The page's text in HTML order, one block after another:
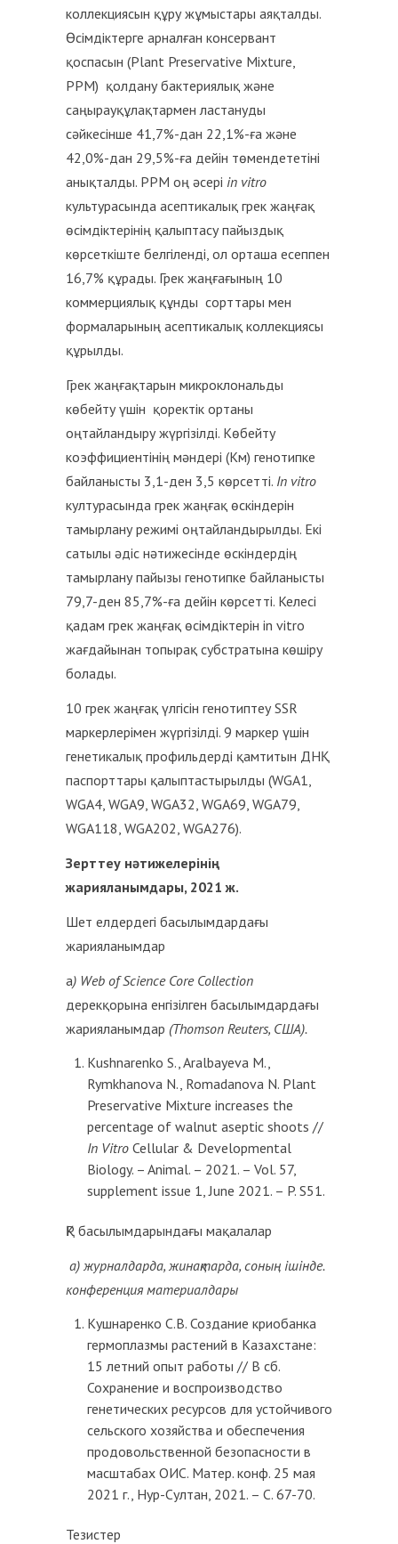
коллекциясын құру жұмыстары аяқталды.
Өсімдіктерге арналған консервант
қоспасын (Plant Preservative Mixture,
PPM) қолдану бактериялық және
саңырауқұлақтармен ластануды
сәйкесінше 41,7%-дан 22,1%-ға және
42,0%-дан 29,5%-ға дейін төмендететіні
анықталды. PPM оң әсері in vitro
культурасында асептикалық грек жаңғақ
өсімдіктерінің қалыптасу пайыздық
көрсеткіште белгіленді, ол орташа есеппен
16,7% құрады. Грек жаңғағының 10
коммерциялық құнды сорттары мен
формаларының асептикалық коллекциясы
құрылды.
Грек жаңғақтарын микроклональды
көбейту үшін қоректік ортаны
оңтайландыру жүргізілді. Көбейту
коэффициентінің мәндері (Kм) генотипке
байланысты 3,1-ден 3,5 көрсетті. In vitro
културасында грек жаңғақ өскіндерін
тамырлану режимі оңтайландырылды. Екі
сатылы әдіс нәтижесінде өскіндердің
тамырлану пайызы генотипке байланысты
79,7-ден 85,7%-ға дейін көрсетті. Келесі
қадам грек жаңғақ өсімдіктерін in vitro
жағдайынан топырақ субстратына көшіру
болады.
10 грек жаңғақ үлгісін генотиптеу SSR
маркерлерімен жүргізілді. 9 маркер үшін
генетикалық профильдерді қамтитын ДНҚ
паспорттары қалыптастырылды (WGA1,
WGA4, WGA9, WGA32, WGA69, WGA79,
WGA118, WGA202, WGA276).
Зерттеу нәтижелерінің
жарияланымдары, 2021 ж.
Шет елдердегі басылымдардағы
жарияланымдар
а) Web of Science Core Collection
дерекқорына енгізілген басылымдардағы
жарияланымдар (Thomson Reuters, США).
Kushnarenko S., Aralbayeva M.,
Rymkhanova N., Romadanova N. Plant
Preservative Mixture increases the
percentage of walnut aseptic shoots //
In Vitro Cellular & Developmental
Biology. – Animal. – 2021. – Vol. 57,
supplement issue 1, June 2021. – P. S51.
ҚР басылымдарындағы мақалалар
а) журналдарда, жинақтарда, соның ішінде.
конференция материалдары
Кушнаренко С.В. Создание криобанка
гермоплазмы растений в Казахстане:
15 летний опыт работы // В сб.
Сохранение и воспроизводство
генетических ресурсов для устойчивого
сельского хозяйства и обеспечения
продовольственной безопасности в
масштабах ОИС. Матер. конф. 25 мая
2021 г., Нур-Султан, 2021. – С. 67-70.
Тезистер